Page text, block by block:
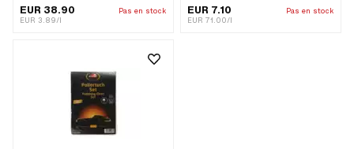
Champ d'application: Nettoyant ·
Contenu: 10000 ml
EUR 38.90
Pas en stock
EUR 3.89/l
ml
EUR 7.10
Pas en stock
EUR 71.00/l